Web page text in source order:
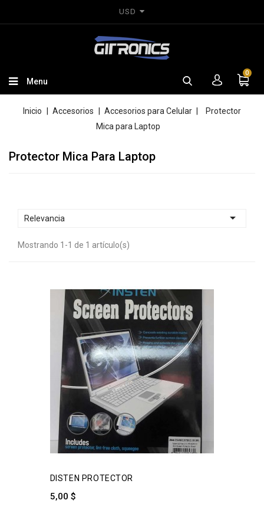
USD
0
Menu
Inicio Accesorios Accesorios para Celular
Protector
Mica para Laptop
Protector Mica Para Laptop
Relevancia 
Mostrando 1-1 de 1 artículo(s)
DISTEN PROTECTOR
5,00 $